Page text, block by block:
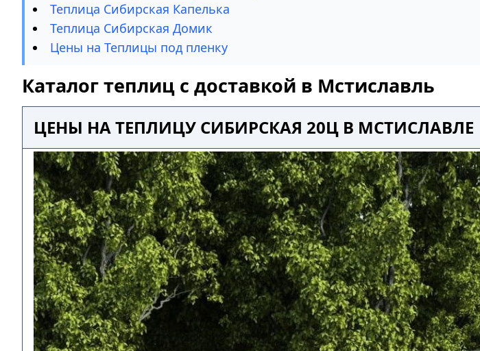
Теплица Сибирская Капелька
Теплица Сибирская Домик
Цены на Теплицы под пленку
Каталог теплиц с доставкой в Мстиславль
ЦЕНЫ НА ТЕПЛИЦУ СИБИРСКАЯ 20Ц В МСТИСЛАВЛЕ